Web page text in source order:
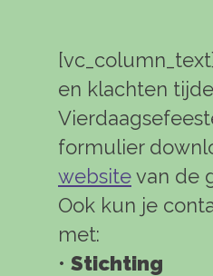
en klachten
formulier
websitevan de
Ook kun je
met:
• Stichting